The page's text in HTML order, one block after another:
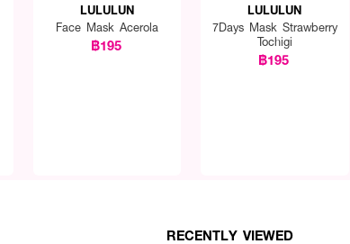
LULULUN
Face Mask Acerola
฿195
LULULUN
7Days Mask Strawberry
Tochigi
฿195
RECENTLY VIEWED